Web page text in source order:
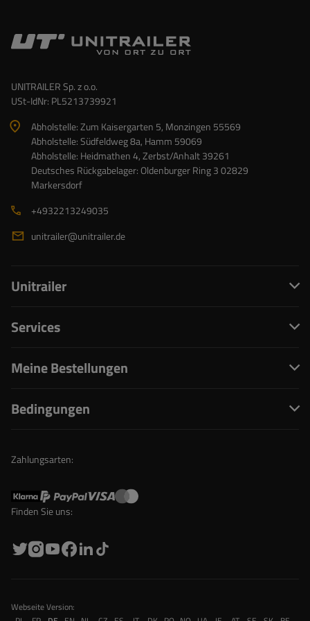
UNITRAILER Sp. z o.o.
USt-IdNr: PL5213739921
Abholstelle: Zum Kaisergarten 5, Monzingen 55569
Abholstelle: Südfeldweg 8a, Hamm 59069
Abholstelle: Heidmathen 4, Zerbst/Anhalt 39261
Deutsches Rückgabelager: Oldenburger Ring 3 02829
Markersdorf
+4932213249035
unitrailer@unitrailer.de
Unitrailer
Services
Meine Bestellungen
Bedingungen
Zahlungsarten:
Finden Sie uns:
Webseite Version: